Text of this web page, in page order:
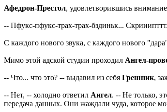
Афедрон-Престол, удовлетворившись
-- Пфукс-пфукс-трах-трах-бздиньк...
С каждого нового звука, с каждого нового
Мимо этой адской студии проходил Ангел-
-- Что... что это? -- выдавил из себя Грешник,
-- Нет, -- холодно ответил Ангел. -- Не только,
передача данных. Они жаждали чуда, которое